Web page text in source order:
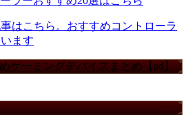
はこちら。おすすめコントローラ
ます
ゲーミングデバイスまとめ【ad】